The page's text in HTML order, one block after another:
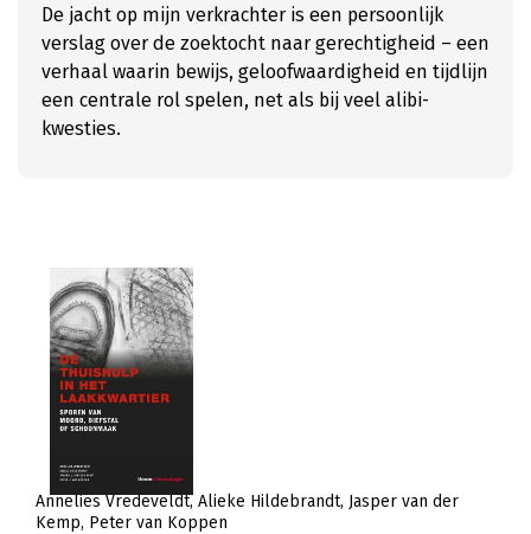
De jacht op mijn verkrachter is een persoonlijk
verslag over de zoektocht naar gerechtigheid – een
verhaal waarin bewijs, geloofwaardigheid en tijdlijn
een centrale rol spelen, net als bij veel alibi-
kwesties.
Annelies Vredeveldt Alieke Hildebrandt Jasper van der
Kemp Peter van Koppen